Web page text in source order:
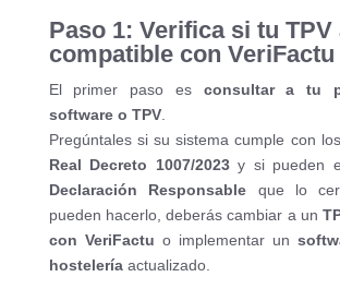
Paso 1: Verifica si tu TPV
compatible con VeriFactu
El primer paso es consultar a tu
software o TPV.
Pregúntales si su sistema cumple con
Real Decreto 1007/2023y si pueden
Declaración Responsable que lo
pueden hacerlo, deberás cambiar a un
con VeriFactu o implementar un
hosteleríaactualizado.